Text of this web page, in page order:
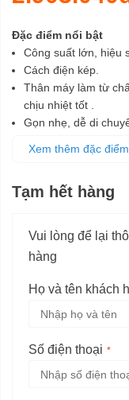
Đặc điểm nổi bật
Công suất lớn, hiệu
Cách điện kép.
Thân máy làm từ
chịu nhiệt tốt .
Gọn nhẹ, dễ di
Xem thêm đặc
Tạm hết hàng
Vui lòng để lại
hàng
Họ và tên khách
Số điện thoại